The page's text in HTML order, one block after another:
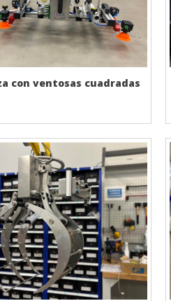
con ventosas cuadradas